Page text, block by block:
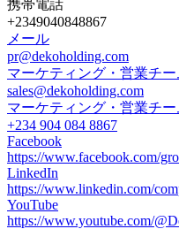
携帯電話
+2349040848867
メール
pr@dekoholding.com
マーケティング・営業チ
sales@dekoholding.com
マーケティング・営業チー
+234 904 084 8867
Facebook
https://www.facebook.com/
LinkedIn
https://www.linkedin.com/
YouTube
https://www.youtube.com/